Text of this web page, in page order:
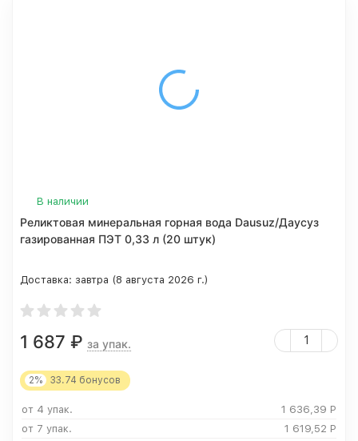
В наличии
Реликтовая минеральная горная вода Dausuz/Даусуз
газированная ПЭТ 0,33 л (20 штук)
Доставка: завтра (8 августа 2026 г.)
1 687 ₽ за упак.
2% 33.74 бонусов
от 4 упак. 1 636,39 Р
от 7 упак.
1 619,52 Р